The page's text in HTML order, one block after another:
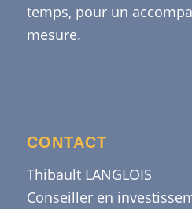
temps, pour un
mesure.
CONTACT
Thibault LANGLOIS
Conseiller en